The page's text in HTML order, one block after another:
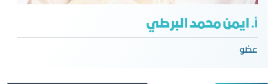
أ. ايمن محمد البرطي
عضو